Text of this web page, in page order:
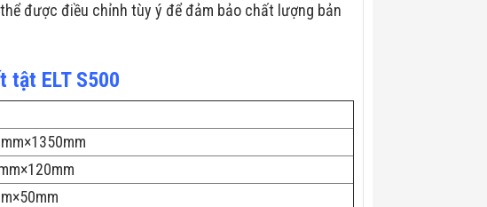
được điều chỉnh tùy ý để đảm bảo chất lượng bản
tật ELT S500